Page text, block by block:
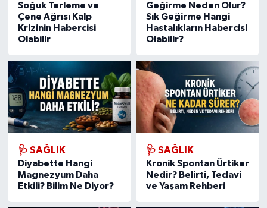
Soğuk Terleme ve
Çene Ağrısı Kalp
Krizinin Habercisi
Olabilir
Geğirme Neden Olur?
Sık Geğirme Hangi
Hastalıkların Habercisi
Olabilir?
🩺 SAĞLIK
Diyabette Hangi
Magnezyum Daha
Etkili? Bilim Ne Diyor?
🩺 SAĞLIK
Kronik Spontan Ürtiker
Nedir? Belirti, Tedavi
ve Yaşam Rehberi